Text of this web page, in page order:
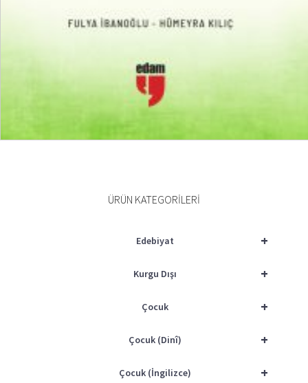
ÜRÜN KATEGORILERI
+
Edebiyat
+
Kurgu Dışı
+
Çocuk
+
Çocuk (Dinî)
+
Çocuk (İngilizce)